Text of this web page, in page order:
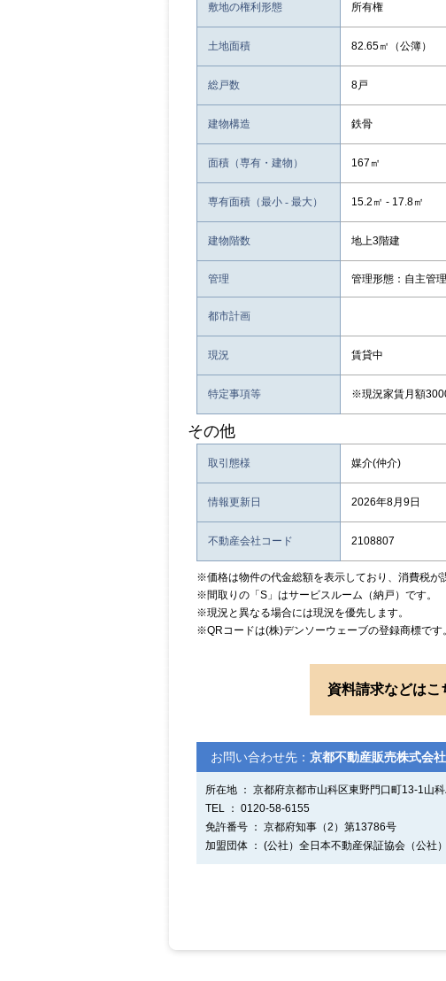
敷地の権利形態 所有権
土地面積 82.65㎡（公簿）
総戸数 8戸
建物構造 鉄骨
面積（専有・建物） 167㎡
専有面積（最小 - 最大） 15.2㎡ - 17.8㎡
建物階数 地上3階建
管理 管理形態：自主管理
都市計画
現況 賃貸中
特定事項等 ※現況家賃月額
その他
取引態様 媒介(仲介)
情報更新日 2026年8月9日
不動産会社コード 2108807
※価格は物件の代金総額を表示しており、消費税が
※間取りの「S」はサービスルーム（納戸）です。
※現況と異なる場合には現況を優先します。
※QRコードは(株)デンソーウェーブの登録商標です。
資料請求などはこ
お問い合わせ先： 京都不動産販売株式会社
所在地 ： 京都府京都市山科区東野門口町13-1山
TEL ： 0120-58-6155
免許番号 ： 京都府知事（2）第13786号
加盟団体 ： (公社）全日本不動産保証協会（公社